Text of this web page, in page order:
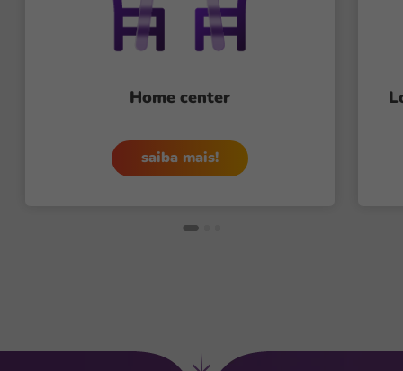
Home center
saiba mais!